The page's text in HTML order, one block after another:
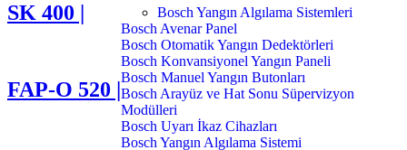
Bosch Yangın Algılama Sistemleri
Bosch Avenar Panel
Bosch Otomatik Yangın Dedektörleri
Bosch Konvansiyonel Yangın Paneli
Bosch Manuel Yangın Butonları
Bosch Arayüz ve Hat Sonu Süpervizyon
Modülleri
Bosch Uyarı İkaz Cihazları
Bosch Yangın Algılama Sistemi
SK 400 |
FAP-O 520 |